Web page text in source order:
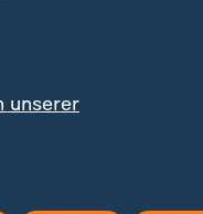
Maria Malmer
einwandern. Im
als
nach dänischem
unserer